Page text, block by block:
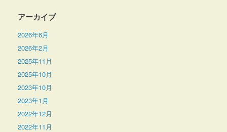
アーカイブ
2026年6月
2026年2月
2025年11月
2025年10月
2023年10月
2023年1月
2022年12月
2022年11月